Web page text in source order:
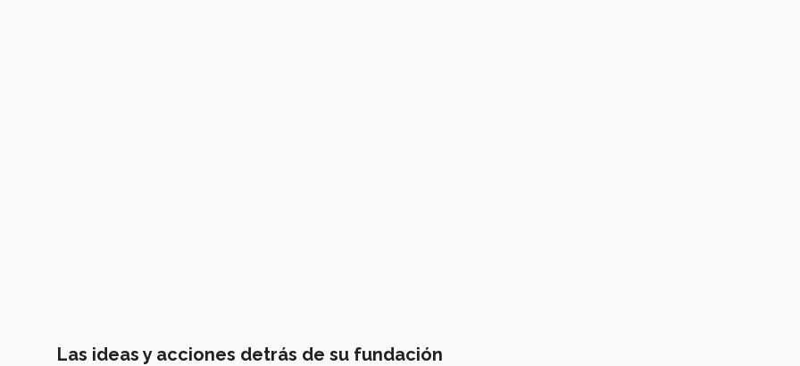
Las ideas y acciones detrás de su fundación